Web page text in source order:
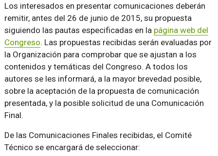
Los interesados en presentar comunicaciones deberán
remitir, antes del 26 de junio de 2015, su propuesta
siguiendo las pautas especificadas en la página web del
Congreso. Las propuestas recibidas serán evaluadas por
la Organización para comprobar que se ajustan a los
contenidos y temáticas del Congreso. A todos los
autores se les informará, a la mayor brevedad posible,
sobre la aceptación de la propuesta de comunicación
presentada, y la posible solicitud de una Comunicación
Final.
De las Comunicaciones Finales recibidas, el Comité
Técnico se encargará de seleccionar: